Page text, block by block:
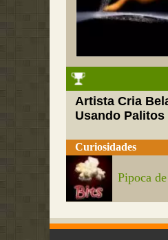
Artista Cria
Usando
Curiosidades
Pipoca